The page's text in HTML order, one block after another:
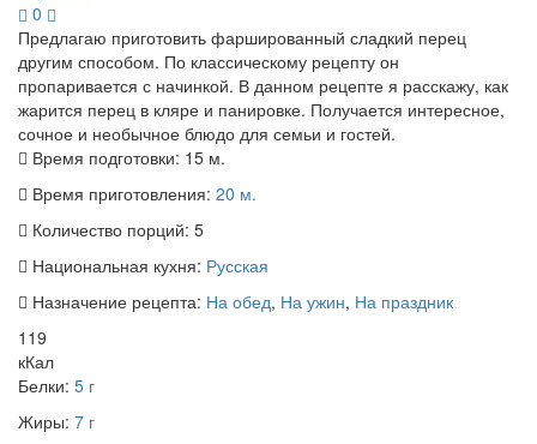
0
Предлагаю приготовить фаршированный сладкий перец
другим способом. По классическому рецепту он
пропаривается с начинкой. В данном рецепте я расскажу, как
жарится перец в кляре и панировке. Получается интересное,
сочное и необычное блюдо для семьи и гостей.
Время подготовки: 15 м.
Время приготовления: 20 м.
Количество порций: 5
Национальная кухня: Русская
Назначение рецепта: На обед, На ужин, На праздник
119
кКал
Белки: 5 г
Жиры: 7 г